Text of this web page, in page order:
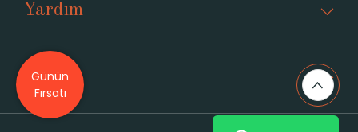
Yardım
Üyelik
Günün
Fırsatı